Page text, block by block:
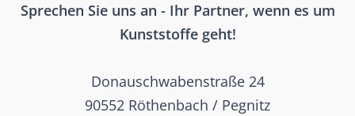
Sprechen Sie uns an - Ihr Partner, wenn es um
Kunststoffe geht!
Donauschwabenstraße 24
90552 Röthenbach / Pegnitz